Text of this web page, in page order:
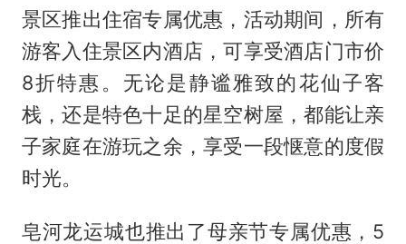
景区推出住宿专属优惠，活动期间，所有
游客入住景区内酒店，可享受酒店门市价
8折特惠。无论是静谧雅致的花仙子客
栈，还是特色十足的星空树屋，都能让亲
子家庭在游玩之余，享受一段惬意的度假
时光。
皂河龙运城也推出了母亲节专属优惠，5